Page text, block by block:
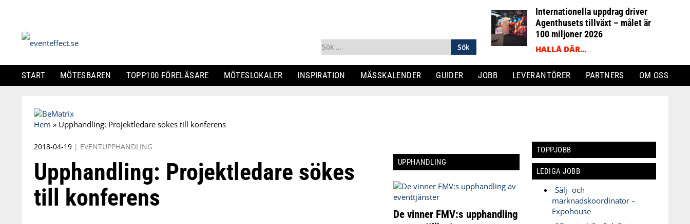
Sök
efter:
Internationella uppdrag driver
Agenthusets tillväxt – målet är
100 miljoner 2026
HALLÅ DÄR...
START MÖTESBAREN TOPP100 FÖRELÄSARE MÖTESLOKALER INSPIRATION MÄSSKALENDER GUIDER JOBB LEVERANTÖRER PARTNERS OM OSS
Skip
to
Hem » Upphandling: Projektledare sökes till konferens
2018-04-19 | EVENTUPPHANDLING
Upphandling: Projektledare sökes
till konferens
UPPHANDLING
De vinner FMV:s upphandling
TOPPJOBB
LEDIGA JOBB
Sälj- och
marknadskoordinator –
Expohouse